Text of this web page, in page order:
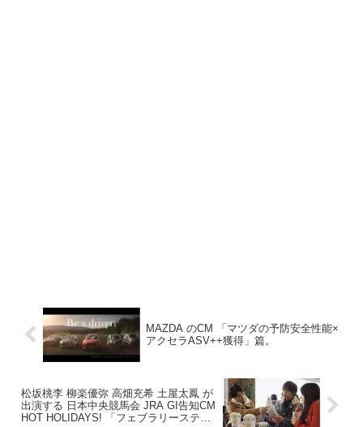
MAZDA のCM 「マツダの予防安全性能×
アクセラASV++獲得」篇。
松坂桃李 柳楽優弥 高畑充希 土屋太鳳 が
出演する 日本中央競馬会 JRA GI告知CM
HOT HOLIDAYS! 「フェブラリーステー